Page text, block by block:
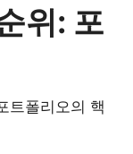
위: 포
트폴리오의 핵